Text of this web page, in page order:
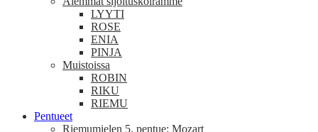
LYYTI
ROSE
ENIA
PINJA
Muistoissa
ROBIN
RIKU
RIEMU
Pentueet
Riemumielen 5. pentue: Mozart